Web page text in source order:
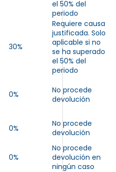
el 50% del
periodo
30%
Requiere causa
justificada. Solo
aplicable si no
se ha superado
el 50% del
periodo
0%
No procede
devolución
0%
No procede
devolución
0%
No procede
devolución en
ningún caso